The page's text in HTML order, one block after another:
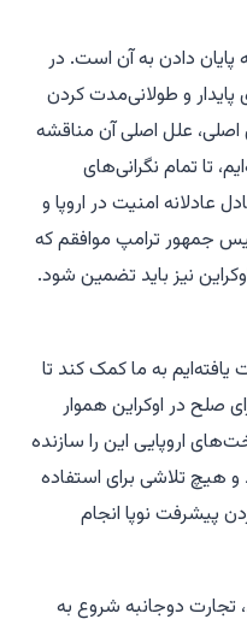
پایان دادن به آن است. در
و طولانی‌مدت کردن
علل اصلی آن مناقشه
تا تمام نگرانی‌های
عادلانه امنیت در اروپا و
جمهور ترامپ موافقم که
نیز باید تضمین شود.
به ما کمک کند تا
صلح در اوکراین هموار
اروپایی این را سازنده
و هیچ تلاشی برای استفاده
پیشرفت نوپا انجام
تجارت دوجانبه شروع به